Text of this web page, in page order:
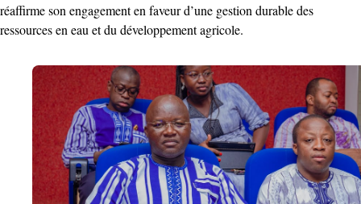
réaffirme son engagement en faveur d’une gestion durable des
ressources en eau et du développement agricole.